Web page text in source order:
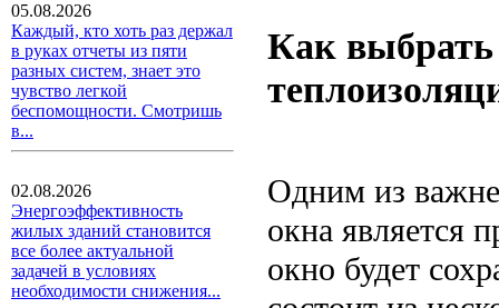
05.08.2026
Каждый, кто хоть раз держал
в руках отчеты из пяти
разных систем, знает это
чувство легкой
беспомощности. Смотришь
в...
02.08.2026
Энергоэффективность
жилых зданий становится
все более актуальной
задачей в условиях
необходимости снижения...
Как выбрать
Одним из
окна является
окно будет